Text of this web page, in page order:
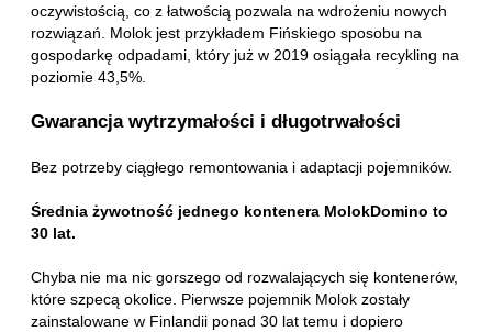
oczywistością, co z łatwością pozwala na wdrożeniu nowych
rozwiązań. Molok jest przykładem Fińskiego sposobu na
gospodarkę odpadami, który już w 2019 osiągała recykling na
poziomie 43,5%.
Gwarancja wytrzymałości i długotrwałości
Bez potrzeby ciągłego remontowania i adaptacji pojemników.
Średnia żywotność jednego kontenera MolokDomino to
30 lat.
Chyba nie ma nic gorszego od rozwalających się kontenerów,
które szpecą okolice. Pierwsze pojemnik Molok zostały
zainstalowane w Finlandii ponad 30 lat temu i dopiero